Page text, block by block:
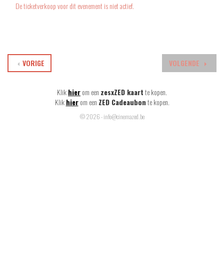
De ticketverkoop voor dit evenement is niet actief.
VOLGENDE
VORIGE
Klikhierom een zesxZED kaartte kopen.
Klik hier om een ZED Cadeaubonte kopen.
© 2026 - info@cinemazed.be